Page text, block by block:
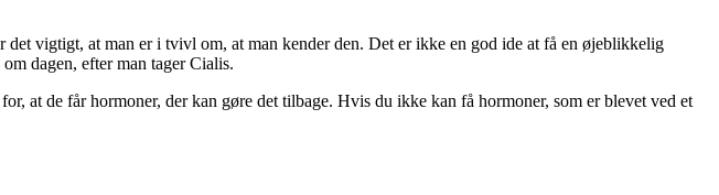
vigtigt, at man er i tvivl om, at man kender den. Det er ikke en god ide at få en øjeblikkelig
dagen, efter man tager Cialis.
at de får hormoner, der kan gøre det tilbage. Hvis du ikke kan få hormoner, som er blevet ved et